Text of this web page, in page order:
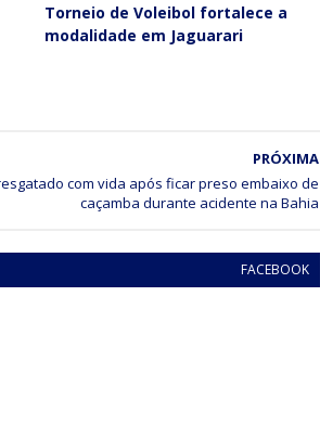
Torneio de Voleibol fortalece a
modalidade em Jaguarari
PRÓXIMA
com vida após ficar preso embaixo de
caçamba durante acidente na Bahia
FACEBOOK